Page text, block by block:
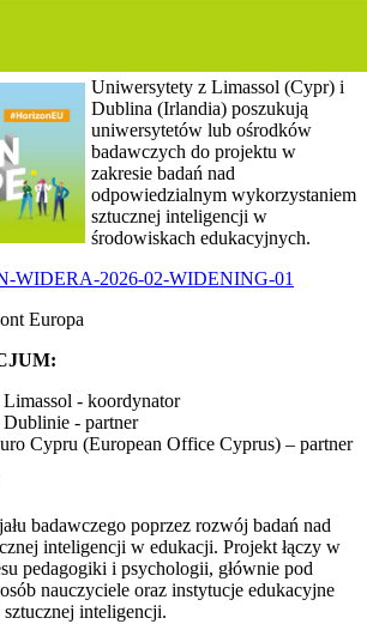
Uniwersytety z Limassol (Cypr) i
Dublina (Irlandia) poszukują
uniwersytetów lub ośrodków
badawczych do projektu w
zakresie badań nad
odpowiedzialnym wykorzystaniem
sztucznej inteligencji w
środowiskach edukacyjnych.
WIDERA-2026-02-WIDENING-01
Europa
- koordynator
- partner
Cypru (European Office Cyprus) – partner
badawczego poprzez rozwój badań nad
inteligencji w edukacji. Projekt łączy w
pedagogiki i psychologii, głównie pod
nauczyciele oraz instytucje edukacyjne
inteligencji.